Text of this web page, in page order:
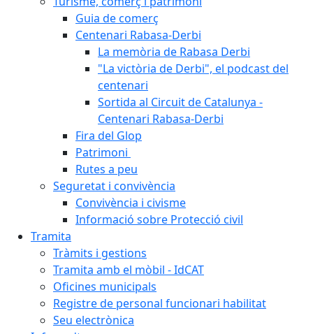
Guia de comerç
Centenari Rabasa-Derbi
La memòria de Rabasa Derbi
"La victòria de Derbi", el podcast del
centenari
Sortida al Circuit de Catalunya -
Centenari Rabasa-Derbi
Fira del Glop
Patrimoni
Rutes a peu
Seguretat i convivència
Convivència i civisme
Informació sobre Protecció civil
Tramita
Tràmits i gestions
Tramita amb el mòbil - IdCAT
Oficines municipals
Registre de personal funcionari habilitat
Seu electrònica